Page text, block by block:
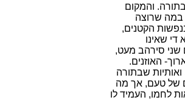
והמקום
במה שרוצה
הקטנים,
די שאינו
שני סירהב מעט,
האוזנים.
שבתורה
של טעם, אך מה
לחמו, העמיד לו